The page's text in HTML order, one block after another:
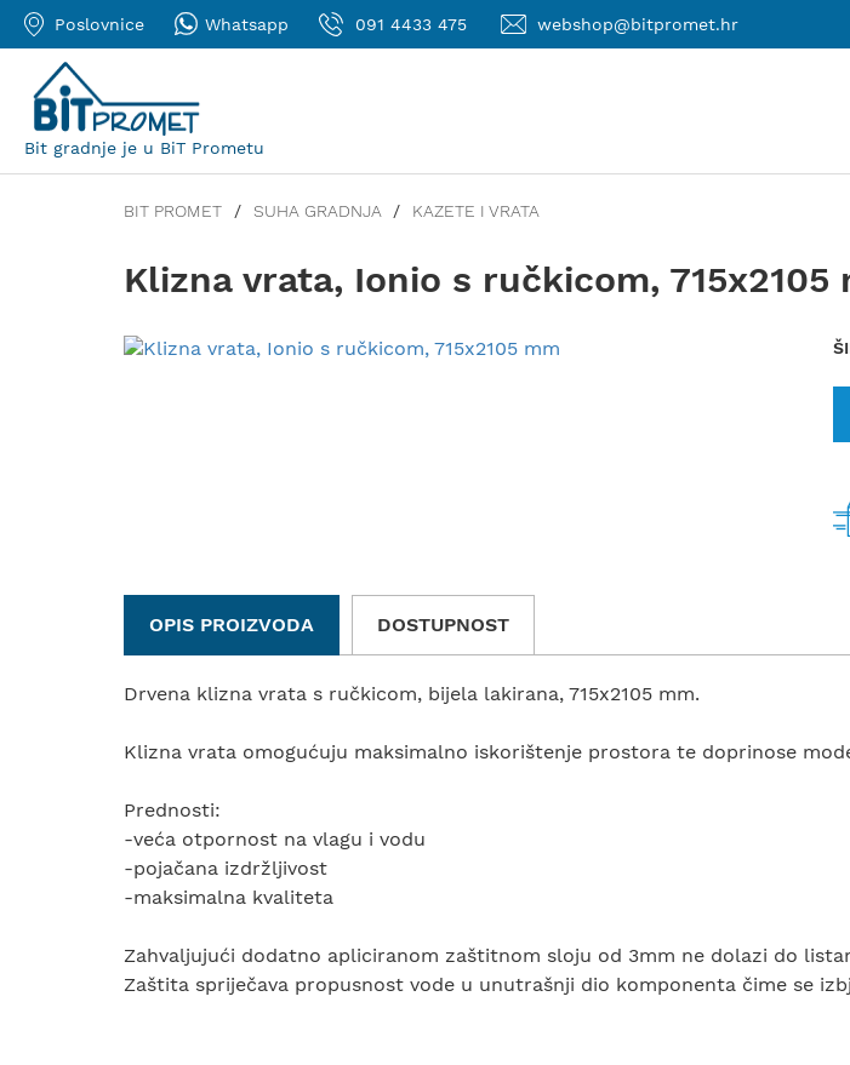
Poslovnice Whatsapp 091 4433 475 webshop@bitpromet.hr
Bit gradnje je u BiT Prometu
BIT PROMET SUHA GRADNJA KAZETE I VRATA
Klizna vrata, Ionio s ručkicom, 715x2105
OPIS PROIZVODA DOSTUPNOST
Drvena klizna vrata s ručkicom, bijela lakirana, 715x2105 mm.
Klizna vrata omogućuju maksimalno iskorištenje prostora te doprinose
Prednosti:
-veća otpornost na vlagu i vodu
-pojačana izdržljivost
-maksimalna kvaliteta
Zahvaljujući dodatno apliciranom zaštitnom sloju od 3mm ne dolazi do
Zaštita spriječava propusnost vode u unutrašnji dio komponenta čime se